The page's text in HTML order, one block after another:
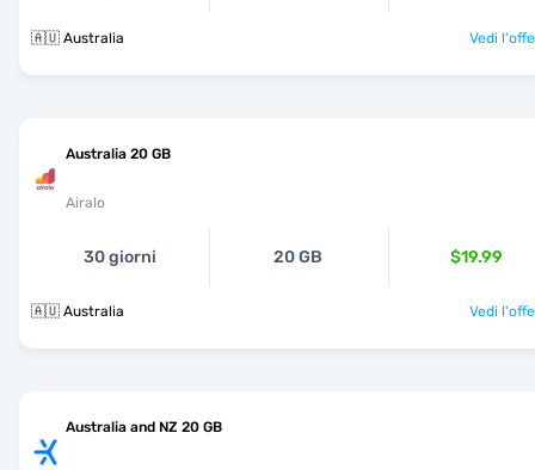
🇦🇺 Australia Vedi
Australia 20 GB
Airalo
30 giorni 20 GB $19.99
🇦🇺 Australia Vedi
Australia and NZ 20 GB